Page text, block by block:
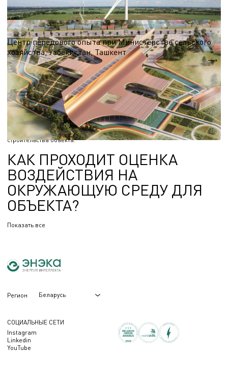
Выставочный комплекс
Центр передового опыта при Министерстве сельского
хозяйства, Узбекистан, Ташкент
S = 13 590 м.кв.
РАЗРАБОТКА ОВОС ДЛЯ СТРОИТЕЛЬСТВА
Оценка воздействия на окружающую среду – это предварительная
экспертиза, которая проводится на предпроектной стадии. Она
необходима для обоснования безопасности и целесообразности
строительства объекта.
КАК ПРОХОДИТ ОЦЕНКА
ВОЗДЕЙСТВИЯ НА
ОКРУЖАЮЩУЮ СРЕДУ ДЛЯ
ОБЪЕКТА?
Показать все
Регион Беларусь
СОЦИАЛЬНЫЕ СЕТИ
Instagram
Linkedin
YouTube